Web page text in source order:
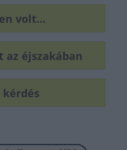
volt...
az éjszakában